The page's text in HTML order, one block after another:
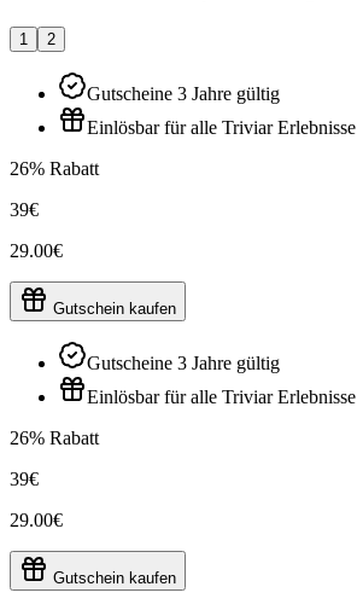
1 2
Gutscheine 3 Jahre gültig
Einlösbar für alle Triviar Erlebnisse
26% Rabatt
39€
29.00€
Gutschein kaufen
Gutscheine 3 Jahre gültig
Einlösbar für alle Triviar Erlebnisse
26% Rabatt
39€
29.00€
Gutschein kaufen